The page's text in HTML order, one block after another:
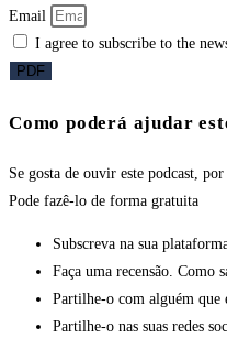
Email
I agree to subscribe to the
PDF
Como poderá ajudar
Se gosta de ouvir este podcast,
Pode fazê-lo de forma gratuita
Subscreva na sua
Faça uma recensão. Como
Partilhe-o com alguém que
Partilhe-o nas suas redes